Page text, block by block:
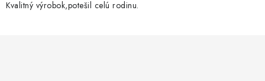
Kvalitný výrobok,potešil celú rodinu.